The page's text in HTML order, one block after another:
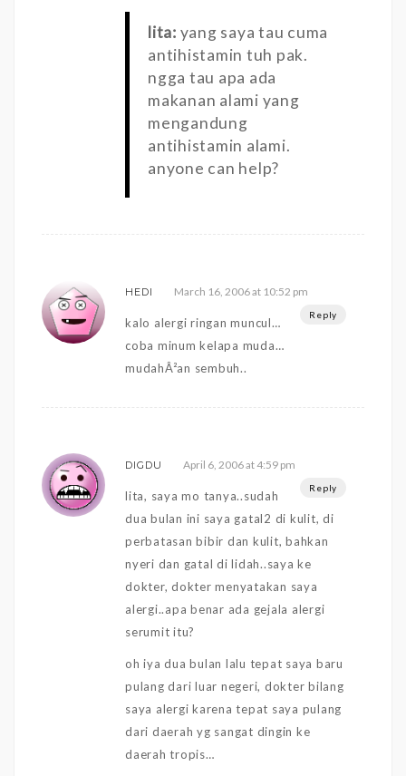
lita: yang saya tau cuma
antihistamin tuh pak.
ngga tau apa ada
makanan alami yang
mengandung
antihistamin alami.
anyone can help?
HEDI March 16, 2006 at 10:52 pm
Reply
kalo alergi ringan muncul…
coba minum kelapa muda…
mudahÂ²an sembuh..
DIGDU April 6, 2006 at 4:59 pm
Reply
lita, saya mo tanya..sudah
dua bulan ini saya gatal2 di kulit, di
perbatasan bibir dan kulit, bahkan
nyeri dan gatal di lidah..saya ke
dokter, dokter menyatakan saya
alergi..apa benar ada gejala alergi
serumit itu?
oh iya dua bulan lalu tepat saya baru
pulang dari luar negeri, dokter bilang
saya alergi karena tepat saya pulang
dari daerah yg sangat dingin ke
daerah tropis…